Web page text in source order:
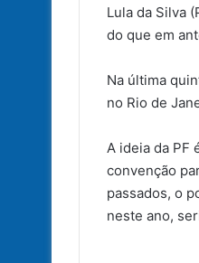
Lula da Silva
do que em
Na última
no Rio de
A ideia da PF
convenção
passados, o
neste ano,